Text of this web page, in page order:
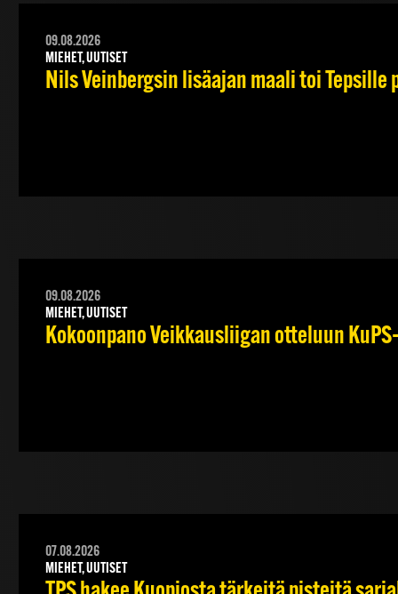
09.08.2026
MIEHET, UUTISET
Nils Veinbergsin lisäajan maali toi Tepsille
09.08.2026
MIEHET, UUTISET
Kokoonpano Veikkausliigan otteluun
07.08.2026
MIEHET, UUTISET